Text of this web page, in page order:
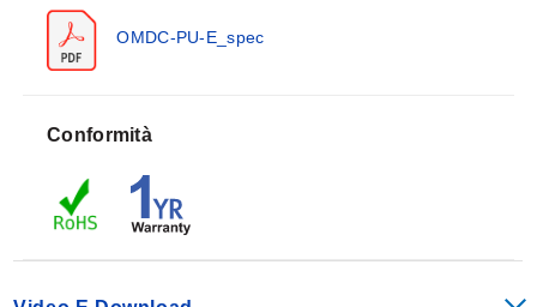
onda quadra sfasati di 81°.
Visualizza leSpecificheper istruzioni di montaggio
semplici.
Nuovi modelli per esterni (NEMA 3R) disponibili:
OMDC-PU-E_spec
Conformità